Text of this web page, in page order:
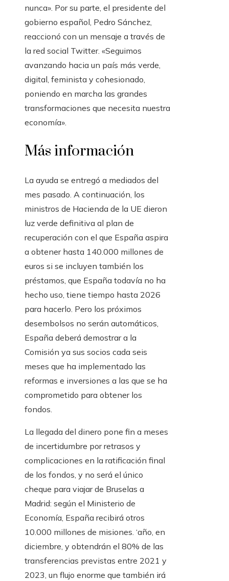
nunca». Por su parte, el presidente del
gobierno español, Pedro Sánchez,
reaccionó con un mensaje a través de
la red social Twitter. «Seguimos
avanzando hacia un país más verde,
digital, feminista y cohesionado,
poniendo en marcha las grandes
transformaciones que necesita nuestra
economía».
Más información
La ayuda se entregó a mediados del
mes pasado. A continuación, los
ministros de Hacienda de la UE dieron
luz verde definitiva al plan de
recuperación con el que España aspira
a obtener hasta 140.000 millones de
euros si se incluyen también los
préstamos, que España todavía no ha
hecho uso, tiene tiempo hasta 2026
para hacerlo. Pero los próximos
desembolsos no serán automáticos,
España deberá demostrar a la
Comisión ya sus socios cada seis
meses que ha implementado las
reformas e inversiones a las que se ha
comprometido para obtener los
fondos.
La llegada del dinero pone fin a meses
de incertidumbre por retrasos y
complicaciones en la ratificación final
de los fondos, y no será el único
cheque para viajar de Bruselas a
Madrid: según el Ministerio de
Economía, España recibirá otros
10.000 millones de misiones. ‘año, en
diciembre, y obtendrán el 80% de las
transferencias previstas entre 2021 y
2023, un flujo enorme que también irá